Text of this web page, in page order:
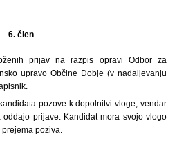
6. člen
prijav na razpis opravi Odbor za
upravo Občine Dobje (v nadaljevanju
pozove k dopolnitvi vloge, vendar
prijave. Kandidat mora svojo vlogo
poziva.